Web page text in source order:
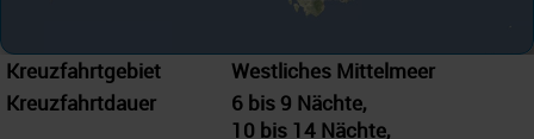
Kreuzfahrtgebiet
Westliches Mittelmeer
Kreuzfahrtdauer
6 bis 9 Nächte,
10 bis 14 Nächte,